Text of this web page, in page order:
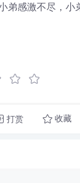
弟感激不尽，
打赏 收藏